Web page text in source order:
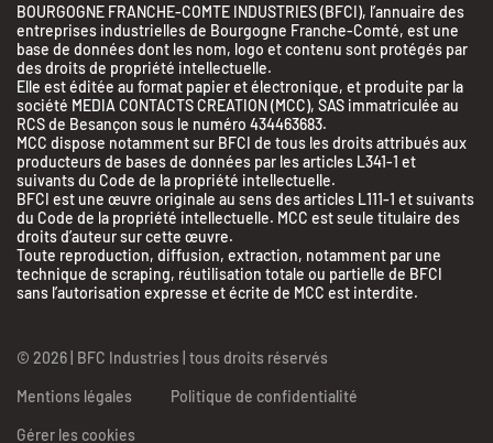
BOURGOGNE FRANCHE-COMTE INDUSTRIES (BFCI), l’annuaire des
entreprises industrielles de Bourgogne Franche-Comté, est une
base de données dont les nom, logo et contenu sont protégés par
des droits de propriété intellectuelle.
Elle est éditée au format papier et électronique, et produite par la
société MEDIA CONTACTS CREATION (MCC), SAS immatriculée au
RCS de Besançon sous le numéro 434463683.
MCC dispose notamment sur BFCI de tous les droits attribués aux
producteurs de bases de données par les articles L341-1 et
suivants du Code de la propriété intellectuelle.
BFCI est une œuvre originale au sens des articles L111-1 et suivants
du Code de la propriété intellectuelle. MCC est seule titulaire des
droits d’auteur sur cette œuvre.
Toute reproduction, diffusion, extraction, notamment par une
technique de scraping, réutilisation totale ou partielle de BFCI
sans l’autorisation expresse et écrite de MCC est interdite.
© 2026 | BFC Industries | tous droits réservés
Mentions légales Politique de confidentialité
Gérer les cookies